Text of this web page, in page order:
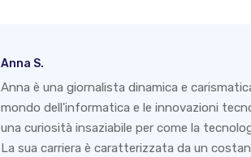
Anna S.
Anna è una giornalista dinamica e
mondo dell'informatica e le innovazioni
una curiosità insaziabile per come la
La sua carriera è caratterizzata da un